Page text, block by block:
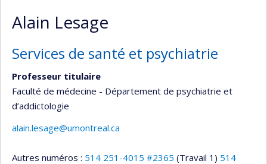
Alain Lesage
Services de santé et psychiatrie
Professeur titulaire
Faculté de médecine - Département de psychiatrie et
d’addictologie
alain.lesage@umontreal.ca
Autres numéros : 514 251-4015 #2365 (Travail 1) 514